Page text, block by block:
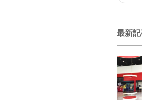
最新記